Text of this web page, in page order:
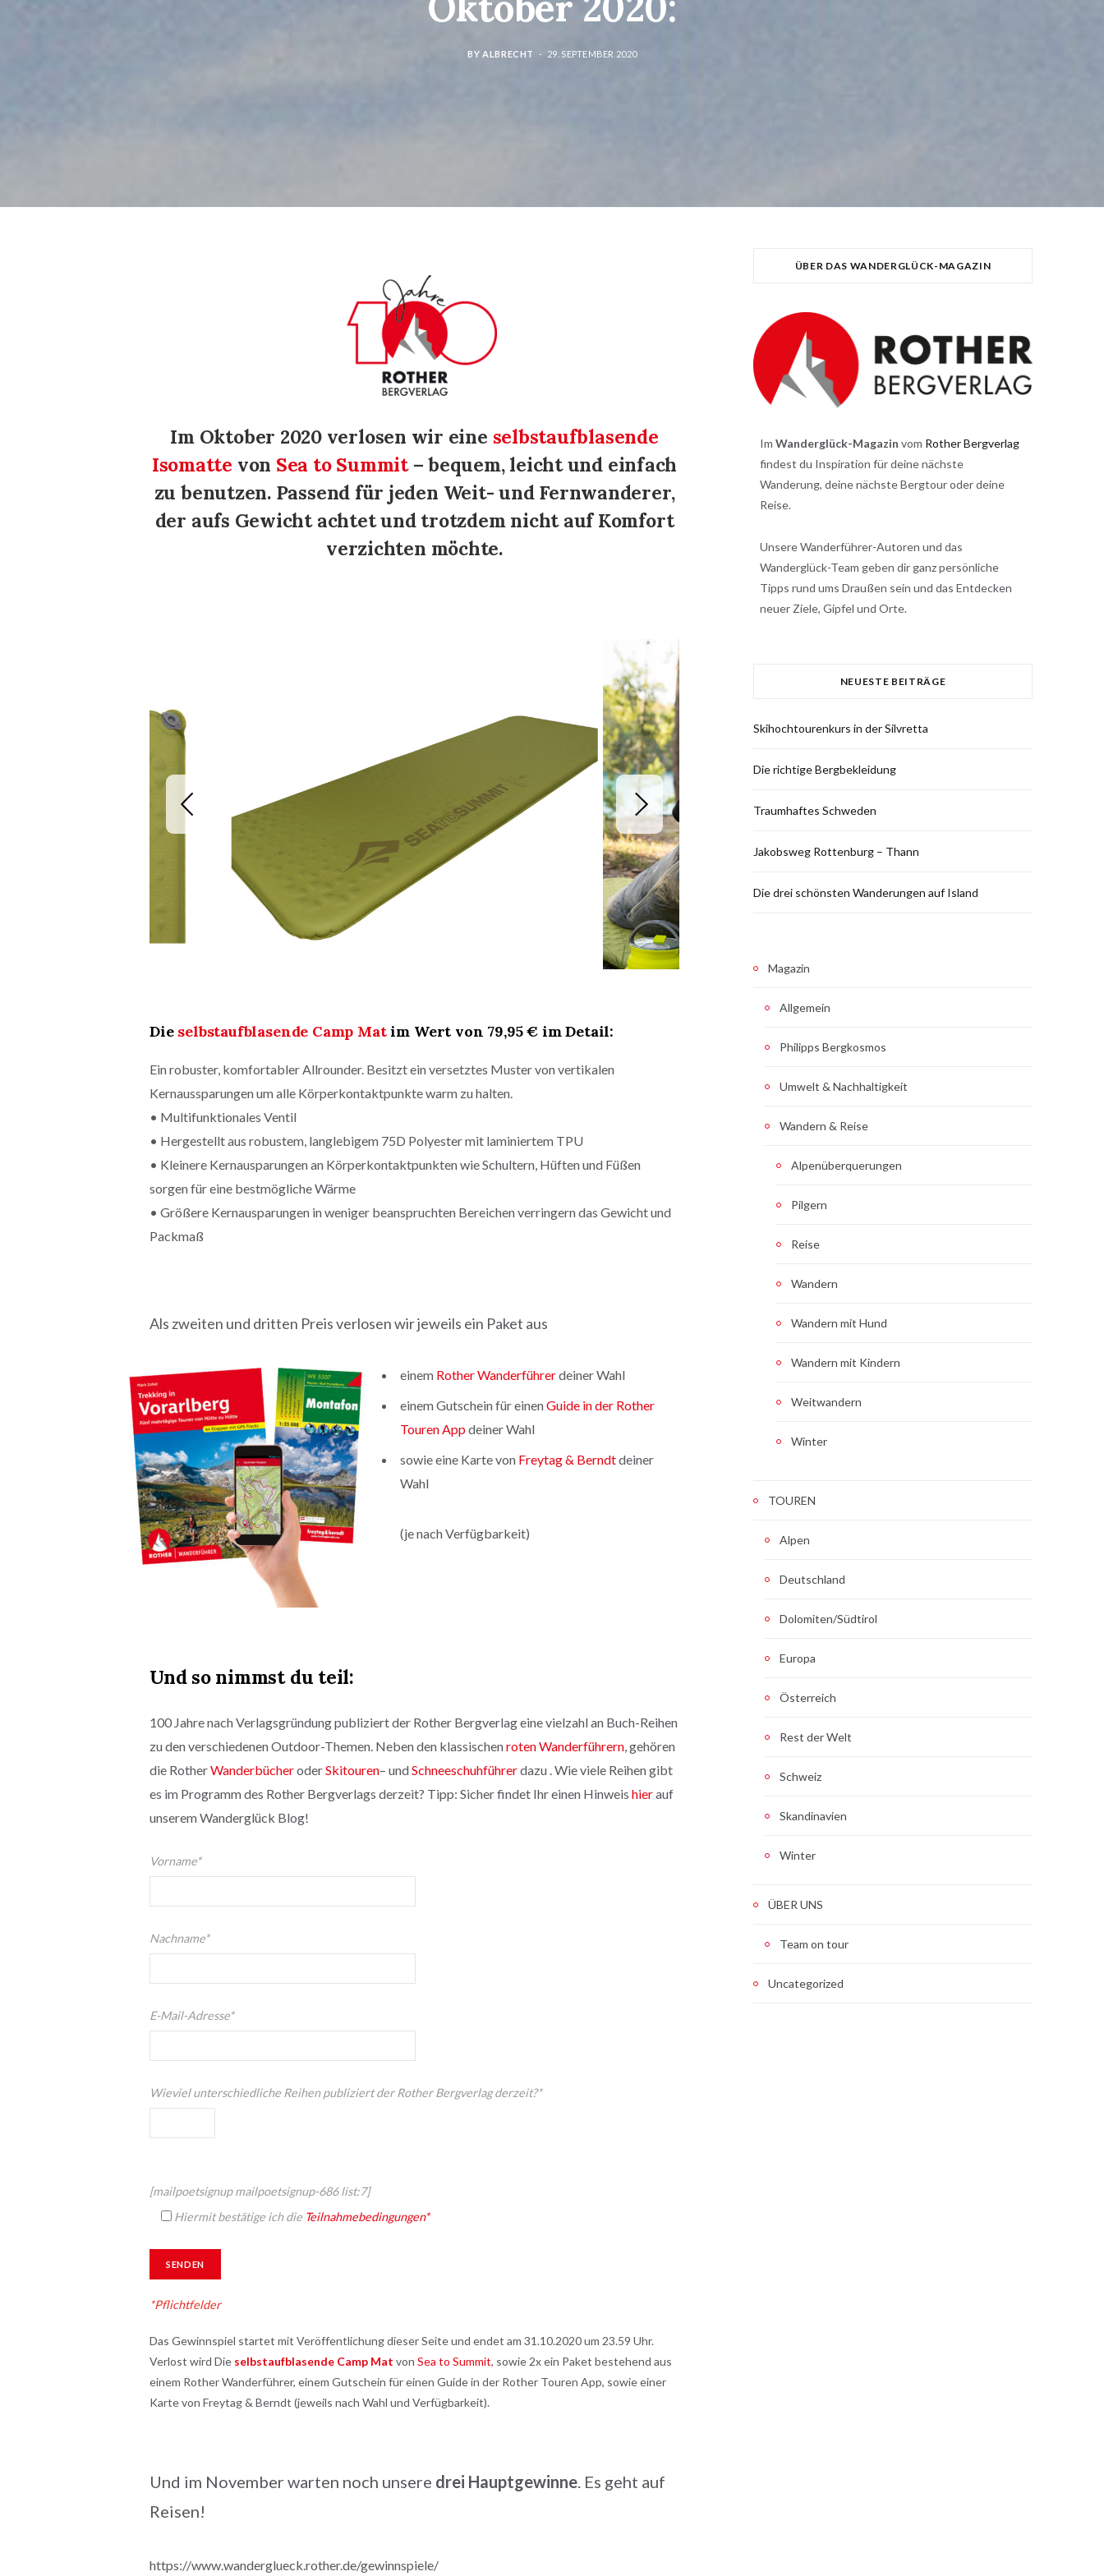
BY ALBRECHT 29. SEPTEMBER 2020
Im Oktober 2020 verlosen wir eine selbstaufblasende
Isomatte von Sea to Summit– bequem, leicht und einfach
zu benutzen. Passend für jeden Weit- und Fernwanderer,
der aufs Gewicht achtet und trotzdem nicht auf Komfort
verzichten möchte.
Die selbstaufblasende Camp Matim Wert von 79,95 € im Detail:
Ein robuster, komfortabler Allrounder. Besitzt ein versetztes Muster von vertikalen
Kernaussparungen um alle Körperkontaktpunkte warm zu halten.
• Multifunktionales Ventil
• Hergestellt aus robustem, langlebigem 75D Polyester mit laminiertem TPU
• Kleinere Kernausparungen an Körperkontaktpunkten wie Schultern, Hüften und Füßen
sorgen für eine bestmögliche Wärme
• Größere Kernausparungen in weniger beanspruchten Bereichen verringern das Gewicht und
Packmaß
Als zweiten und dritten Preis verlosen wir jeweils ein Paket aus
einem Rother Wanderführerdeiner Wahl
einem Gutschein für einenGuide in der Rother
Touren Appdeiner Wahl
sowie eine Karte von Freytag & Berndtdeiner
Wahl
(je nach Verfügbarkeit)
Und so nimmst du teil:
100 Jahre nach Verlagsgründung publiziert der Rother Bergverlag eine vielzahl an Buch-Reihen
zu den verschiedenen Outdoor-Themen. Neben den klassischenroten Wanderführern, gehören
die RotherWanderbücheroderSkitouren– undSchneeschuhführerdazu . Wie viele Reihen gibt
es im Programm des Rother Bergverlags derzeit? Tipp: Sicher findet Ihr einen Hinweis hierauf
unserem Wanderglück Blog!
Vorname*
Nachname*
E-Mail-Adresse*
Wieviel unterschiedliche Reihen publiziert der Rother Bergverlag derzeit?*
[mailpoetsignup mailpoetsignup-686 list:7]
Hiermit bestätige ich die Teilnahmebedingungen*
*Pflichtfelder
Das Gewinnspiel startet mit Veröffentlichung dieser Seite und endet am 31.10.2020 um 23.59 Uhr.
Verlost wird Die selbstaufblasende Camp Mat von Sea to Summit, sowie 2x ein Paket bestehend aus
einem Rother Wanderführer, einem Gutschein für einen Guide in der Rother Touren App, sowie einer
Karte von Freytag & Berndt (jeweils nach Wahl und Verfügbarkeit).
Und im November warten noch unsere drei Hauptgewinne. Es geht auf
Reisen!
https://www.wanderglueck.rother.de/gewinnspiele/
ÜBER DAS WANDERGLÜCK-MAGAZIN
Im Wanderglück-Magazin vom Rother Bergverlag
findest du Inspiration für deine nächste
Wanderung, deine nächste Bergtour oder deine
Reise.
Unsere Wanderführer-Autoren und das
Wanderglück-Team geben dir ganz persönliche
Tipps rund ums Draußen sein und das Entdecken
neuer Ziele, Gipfel und Orte.
NEUESTE BEITRÄGE
Skihochtourenkurs in der Silvretta
Die richtige Bergbekleidung
Traumhaftes Schweden
Jakobsweg Rottenburg – Thann
Die drei schönsten Wanderungen auf Island
Magazin
Allgemein
Philipps Bergkosmos
Umwelt & Nachhaltigkeit
Wandern & Reise
Alpenüberquerungen
Pilgern
Reise
Wandern
Wandern mit Hund
Wandern mit Kindern
Weitwandern
Winter
TOUREN
Alpen
Deutschland
Dolomiten/Südtirol
Europa
Österreich
Rest der Welt
Schweiz
Skandinavien
Winter
ÜBER UNS
Team on tour
Uncategorized